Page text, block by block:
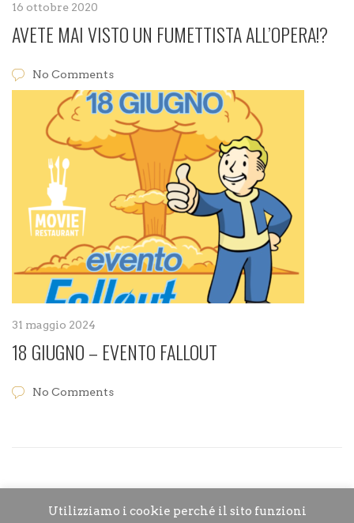
16 ottobre 2020
AVETE MAI VISTO UN FUMETTISTA ALL’OPERA!?
No Comments
31 maggio 2024
18 GIUGNO – EVENTO FALLOUT
No Comments
Utilizziamo i cookie perché il sito funzioni